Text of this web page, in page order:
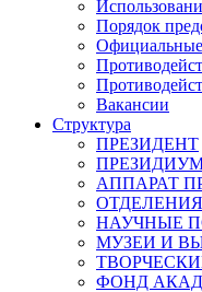
Порядок
Вакансии
Структура
ПРЕЗИДЕНТ
АППАРАТ
НАУЧНЫЕ
МУЗЕИ И
ФОНД